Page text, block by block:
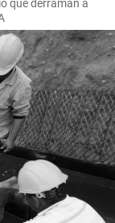
que derraman a